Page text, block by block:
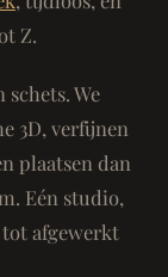
Z.
We
3D, verfijnen
plaatsen dan
Eén studio,
afgewerkt